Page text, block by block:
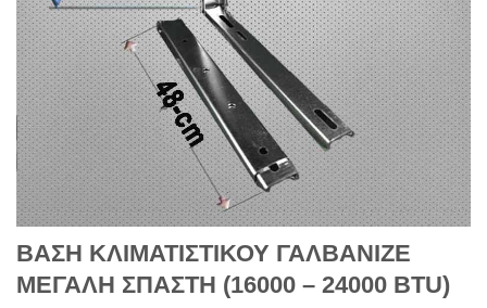
ΒΑΣΗ ΚΛΙΜΑΤΙΣΤΙΚΟΥ ΓΑΛΒΑΝΙΖΕ
ΜΕΓΑΛΗ ΣΠΑΣΤΗ (16000 – 24000 BTU)